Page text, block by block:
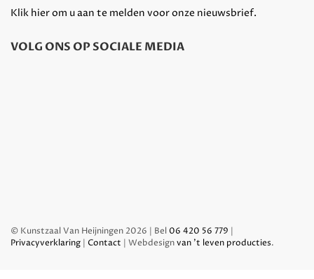
Klik hier om u aan te melden voor onze nieuwsbrief.
VOLG ONS OP SOCIALE MEDIA
© Kunstzaal Van Heijningen 2026 | Bel 06 420 56 779 |
Privacyverklaring | Contact | Webdesignvan 't leven producties.